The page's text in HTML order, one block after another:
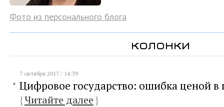
Фото из персонального блога
колонки
7 октября 2017 / 14:39
Цифровое государство: ошибка ценой в
{Читайте далее}